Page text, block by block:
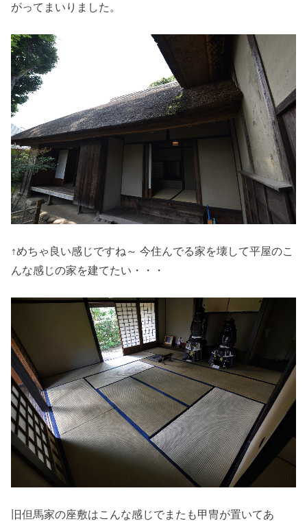
がってまいりました。
↑めちゃ良い感じですね～ 今住んでる家を壊して平屋のこ
んな感じの家を建てたい・・・
旧但馬家の座敷はこんな感じでまたも甲冑が置いてあ